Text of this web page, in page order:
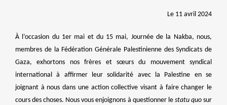
Le 11 avril 2024
À l’occasion du 1er mai et du 15 mai, Journée de la Nakba, nous,
membres de la Fédération Générale Palestinienne des Syndicats de
Gaza, exhortons nos frères et sœurs du mouvement syndical
international à affirmer leur solidarité avec la Palestine en se
joignant à nous dans une action collective visant à faire changer le
cours des choses. Nous vous enjoignons à questionner le statu quosur